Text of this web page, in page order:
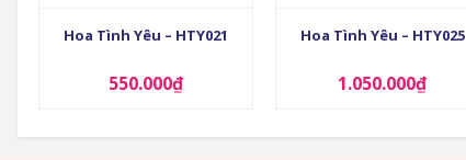
Hoa Tình Yêu – HTY021
550.000₫
Hoa Tình Yêu – HTY025
1.050.000₫